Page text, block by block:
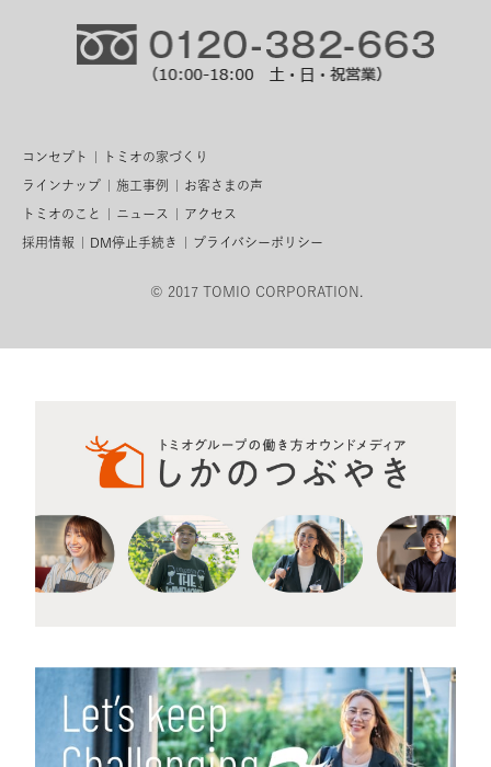
コンセプト トミオの家づくり
ラインナップ 施工事例 お客さまの声
トミオのこと ニュース アクセス
採用情報 DM停止手続き プライバシーポリシー
© 2017 TOMIO CORPORATION.